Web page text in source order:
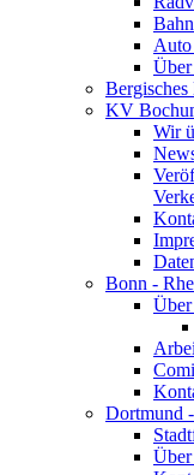
Bergisches
KV
Wir
Bonn -
Dortmund